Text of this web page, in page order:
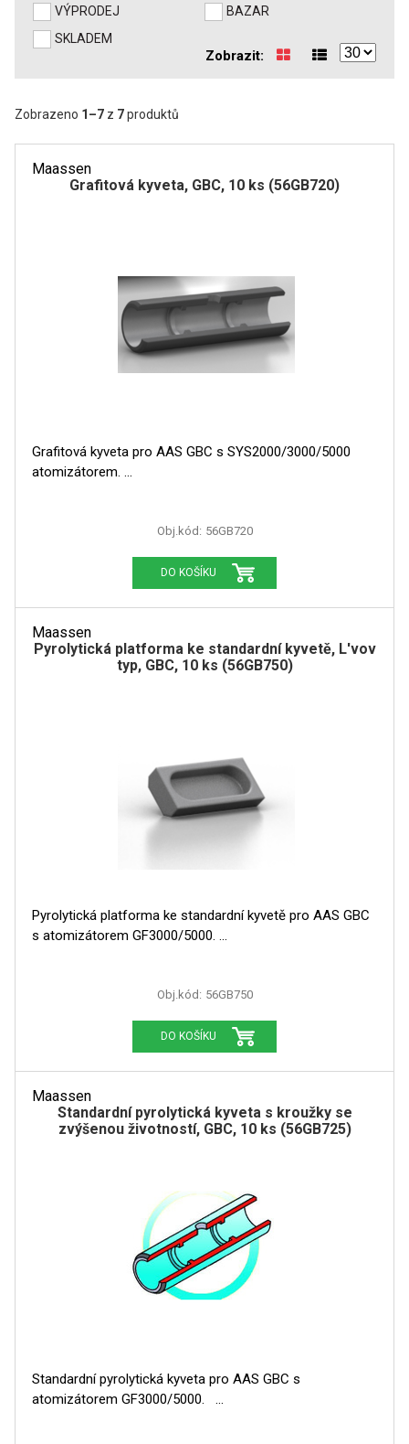
LISOVÁNÍ
STANDARDNÍ ROZTOKY A RM
UV-VIS FLUO
DETEKTORY HPLC
VÝBOJKY PRO UV/VIS
PŘÍPRAVA VZORKŮ
OTEVŘENÝ ROZKLAD
GRAFITOVÉ KELÍMKY
KALIBRACE
VÝPRODEJ
BAZAR
SKLADEM
Zobrazit:
Zobrazeno 1 –7 z 7produktů
Maassen
Grafitová kyveta, GBC, 10 ks (56GB720)
Grafitová kyveta pro AAS GBC s SYS2000/3000/5000
atomizátorem.
Obj.kód: 56GB720
DO KOŠÍKU
Maassen
Pyrolytická platforma ke standardní kyvetě, L'vov
typ, GBC, 10 ks (56GB750)
Pyrolytická platforma ke standardní kyvetě pro AAS GBC
s atomizátorem GF3000/5000.
Obj.kód: 56GB750
DO KOŠÍKU
Maassen
Standardní pyrolytická kyveta s kroužky se
zvýšenou životností, GBC, 10 ks (56GB725)
Standardní pyrolytická kyveta pro AAS GBC s